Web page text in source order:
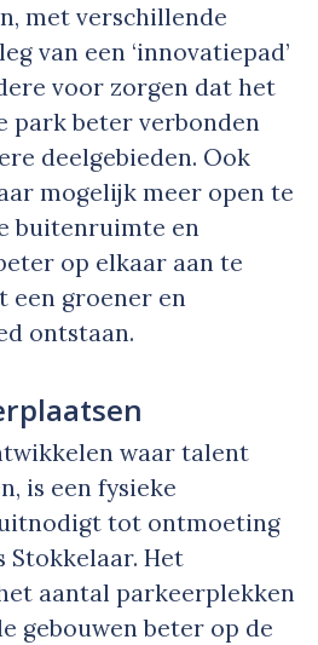
met verschillende
van een ‘innovatiepad’
voor zorgen dat het
park beter verbonden
deelgebieden. Ook
mogelijk meer open te
buitenruimte en
op elkaar aan te
een groener en
ontstaan.
waar talent
is een fysieke
tot ontmoeting
Stokkelaar. Het
aantal parkeerplekken
gebouwen beter op de